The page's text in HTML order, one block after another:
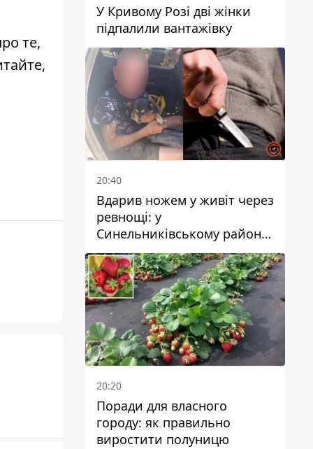
те,
У Кривому Розі дві жінки
підпалили вантажівку
20:40
Вдарив ножем у живіт через
ревнощі: у
Синельниківському районі
затримали 49-річного
чоловіка за вбивство
20:20
Поради для власного
городу: як правильно
виростити полуницю